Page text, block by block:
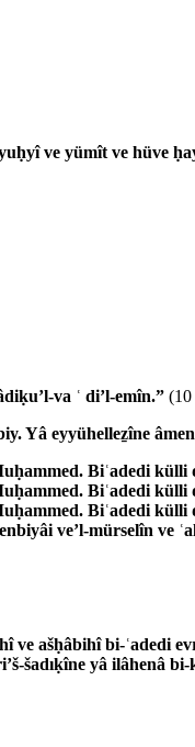
ve yümît ve hüve
va ʿ di’l-emîn.” (10
Yâ eyyühelleẕîne
Biʿadedi
Biʿadedi
Biʿadedi
ve’l-mürselîn
ašḥâbihî bi-ʿadedi
šadıḳîne yâ ilâhenâ